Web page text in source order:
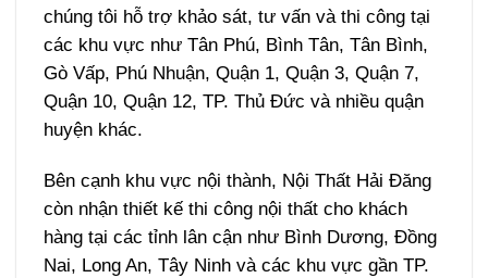
chúng tôi hỗ trợ khảo sát, tư vấn và thi công tại
các khu vực như Tân Phú, Bình Tân, Tân Bình,
Gò Vấp, Phú Nhuận, Quận 1, Quận 3, Quận 7,
Quận 10, Quận 12, TP. Thủ Đức và nhiều quận
huyện khác.
Bên cạnh khu vực nội thành, Nội Thất Hải Đăng
còn nhận thiết kế thi công nội thất cho khách
hàng tại các tỉnh lân cận như Bình Dương, Đồng
Nai, Long An, Tây Ninh và các khu vực gần TP.